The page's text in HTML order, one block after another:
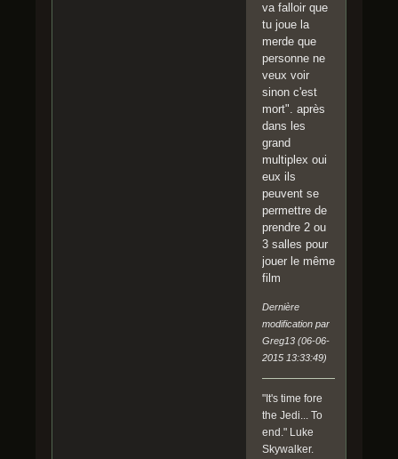
va falloir que
tu joue la
merde que
personne ne
veux voir
sinon c'est
mort". après
dans les
grand
multiplex oui
eux ils
peuvent se
permettre de
prendre 2 ou
3 salles pour
jouer le même
film
Dernière
modification par
Greg13 (06-06-
2015 13:33:49)
"It's time fore
the Jedi... To
end." Luke
Skywalker.